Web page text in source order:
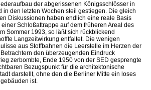
der abgerissenen Königsschlösser in
in den letzten Wochen steil gestiegen. Die gleich
Diskussionen haben endlich eine reale Basis
Schloßattrappe auf dem früheren Areal des
Sommer 1993, so läßt sich rückblickend
Langzeitwirkung entfaltet. Die wenigen
aus Stoffbahnen die Leerstelle im Herzen der
den überzeugenden Eindruck
zerbombte, Ende 1950 von der SED gesprengte
Bezugspunkt für die architektonische
darstellt, ohne den die Berliner Mitte ein loses
ist.